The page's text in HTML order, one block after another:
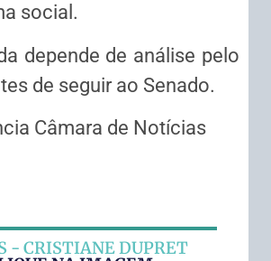
social.
depende de análise pelo
de seguir ao Senado.
Câmara de Notícias
- CRISTIANE DUPRET